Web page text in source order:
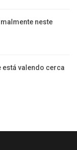
neste
está valendo cerca